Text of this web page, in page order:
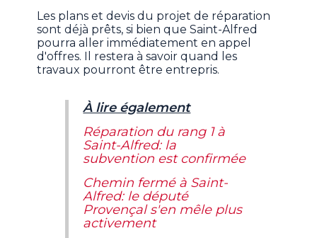
Les plans et devis du projet de réparation
sont déjà prêts, si bien que Saint-Alfred
pourra aller immédiatement en appel
d'offres. Il restera à savoir quand les
travaux pourront être entrepris.
À lire également
Réparation du rang 1 à
Saint-Alfred: la
subvention est confirmée
Chemin fermé à Saint-
Alfred: le député
Provençal s'en mêle plus
activement